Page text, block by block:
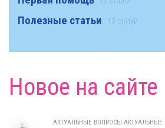
Полезные статьи 13 статей
Новое на сайте
АКТУАЛЬНЫЕ ВОПРОСЫ АКТУАЛЬНЫЕ